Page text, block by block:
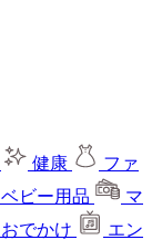
健康
ファ
ベビー用品
マ
おでかけ
エン